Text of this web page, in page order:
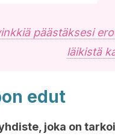
päästäksesi
läikistä
edut
joka on